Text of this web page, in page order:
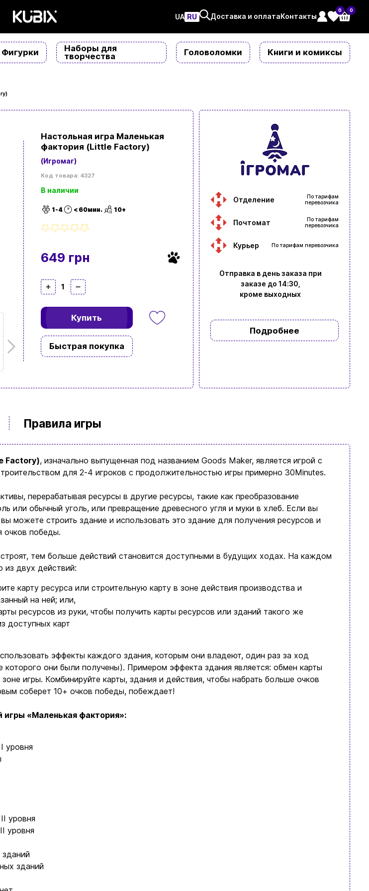
UAㅤ RU Доставка и оплатаКонтакты
0 0
Фигурки
Наборы для
творчества
Головоломки Книги и комиксы
Настольная игра Маленькая
фактория (Little Factory)
(Игромаг)
Код товара: 4327
В наличии
1-4 < 60мин. 10+
649 грн
1
Купить
Быстрая покупка
Отделение
По тарифам
перевозчика
Почтомат
По тарифам
перевозчика
Курьер По тарифам перевозчика
Отправка в день заказа при
заказе до 14:30,
кроме выходных
Подробнее
Правила игры
Factory), изначально выпущенная под названием Goods Maker, является игрой с
для 2-4 игроков с продолжительностью игры примерно 30Minutes.
перерабатывая ресурсы в другие ресурсы, такие как преобразование
или обычный уголь, или превращение древесного угля и муки в хлеб. Если вы
можете строить здание и использовать это здание для получения ресурсов и
очков победы.
тем больше действий становится доступными в будущих ходах. На каждом
из двух действий:
карту ресурса или строительную карту в зоне действия производства и
на ней; или,
ресурсов из руки, чтобы получить карты ресурсов или зданий такого же
доступных карт
эффекты каждого здания, которым они владеют, один раз за ход
которого они были получены). Примером эффекта здания является: обмен карты
игры. Комбинируйте карты, здания и действия, чтобы набрать больше очков
соберет 10+ очков победы, побеждает!
игры «Маленькая фактория»:
уровня
уровня
уровня
зданий
зданий
и статьи
конфиденциальности
сейчас пуста